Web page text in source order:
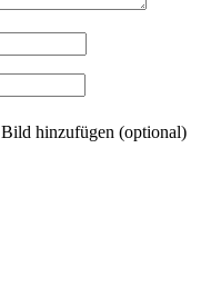
Bild hinzufügen (optional)